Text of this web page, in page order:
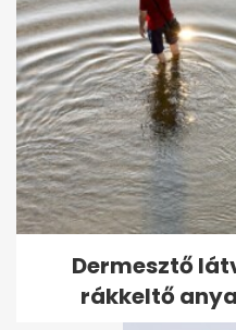
Videón,
1993-
Dermesztő
rákkeltő